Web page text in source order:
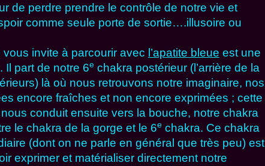
de perdre prendre le contrôle de notre vie et
comme seule porte de sortie….illusoire ou
invite à parcourir avec l’apatite bleue est une
Il part de notre 6echakra postérieur (l’arrière de la
là où nous retrouvons notre imaginaire, nos
encore fraîches et non encore exprimées ; cette
conduit ensuite vers la bouche, notre chakra
le chakra de la gorge et le 6echakra. Ce chakra
(dont on ne parle en général que très peu) est
exprimer et matérialiser directement notre